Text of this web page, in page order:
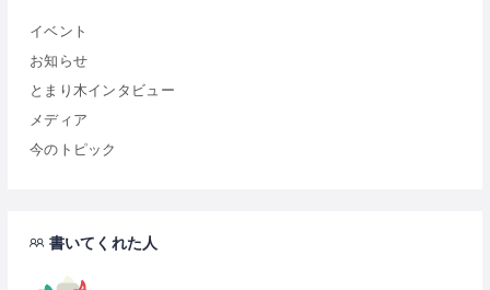
イベント
お知らせ
とまり木インタビュー
メディア
今のトピック
書いてくれた人